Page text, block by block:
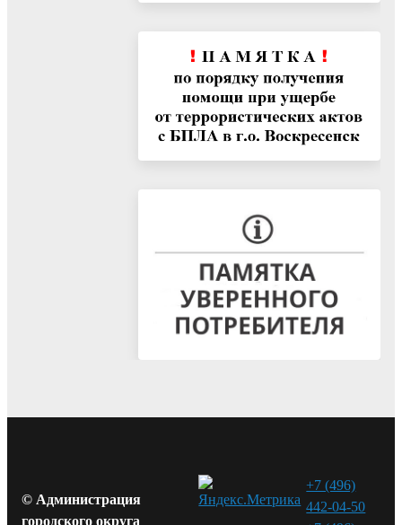
© Администрация
городского округа
+7 (496)
442-04-50